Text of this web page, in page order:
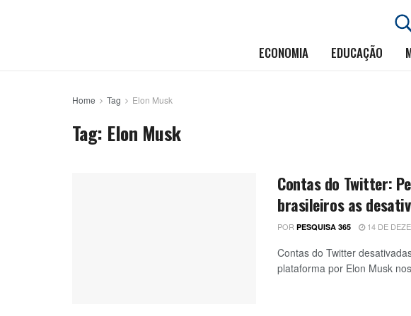
ECONOMIA EDUCAÇÃO
Home Tag Elon Musk
Tag: Elon Musk
Contas do Twitter:
brasileiros as
POR PESQUISA 365 14 DE
Contas do Twitter
plataforma por Elon Musk